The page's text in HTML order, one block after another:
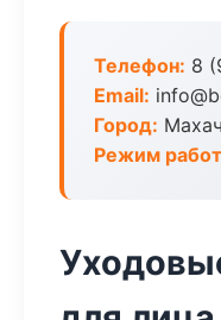
Телефон: 8
Email:
Город:
Режим